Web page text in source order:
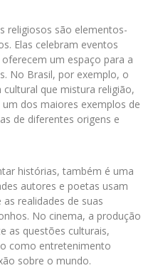
religiosos são elementos-
Elas celebram eventos
um espaço para a
No Brasil, por exemplo, o
que mistura religião,
dos maiores exemplos de
de diferentes origens e
histórias, também é uma
autores e poetas usam
realidades de suas
No cinema, a produção
as questões culturais,
como entretenimento
sobre o mundo.